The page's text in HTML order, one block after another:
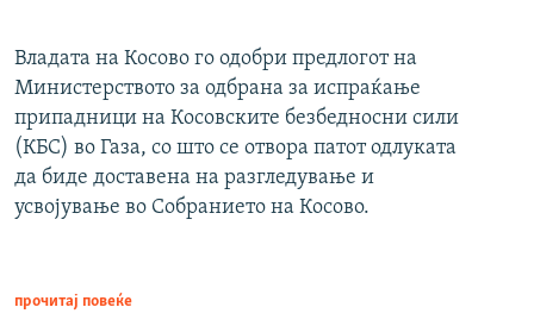
Владата на Косово го одобри предлогот на
Министерството за одбрана за испраќање
припадници на Косовските безбедносни сили
(КБС) во Газа, со што се отвора патот одлуката
да биде доставена на разгледување и
усвојување во Собранието на Косово.
прочитај повеќе